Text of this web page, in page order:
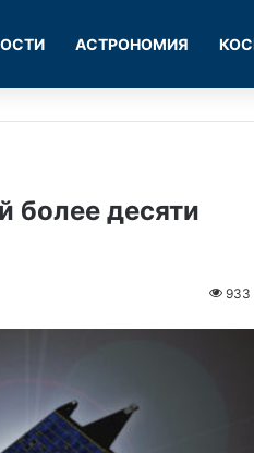
АСТРОНОМИЯ
более десяти
933